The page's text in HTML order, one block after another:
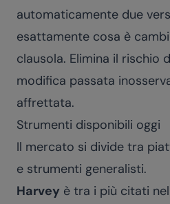
automaticamente due
esattamente cosa è
clausola. Elimina il rischio
modifica passata
affrettata.
Strumenti disponibili oggi
Il mercato si divide tra
e strumenti generalisti.
Harvey è tra i più citati